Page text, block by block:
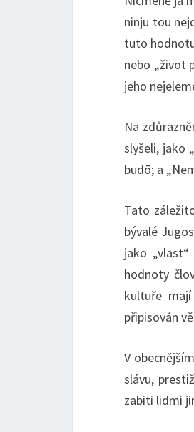
ninju tou
tuto
nebo „život
jeho
Na
slyšeli, jako
budō; a
Tato
bývalé
jako
hodnoty
kultuře
připisován
V
slávu,
zabiti lidmi